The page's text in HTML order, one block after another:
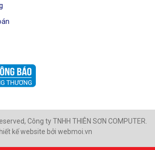
Công ty TNHH THIÊN SƠN COMPUTER.
kế website bởi webmoi.vn